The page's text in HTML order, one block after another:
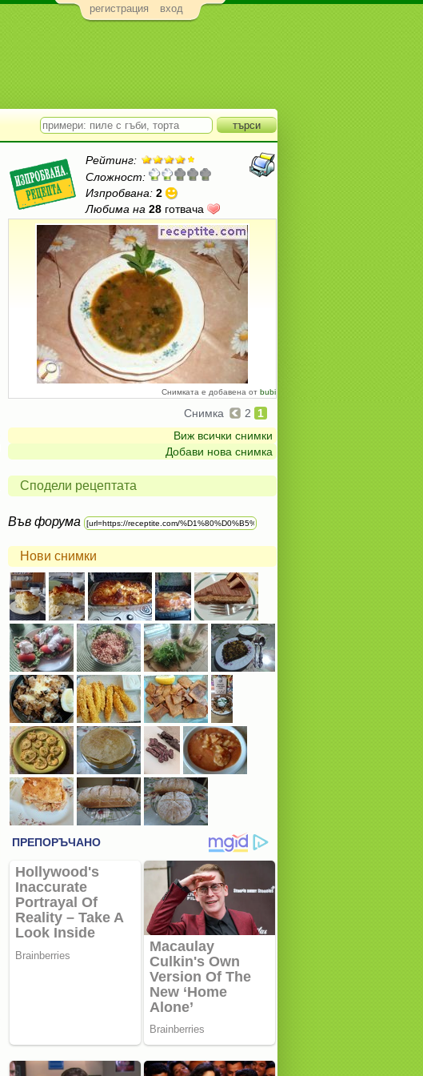
регистрация вход
Рейтинг:
Сложност:
Изпробвана: 2
Любима на 28 готвача
Снимката е добавена от bubi
Снимка 2
1
Виж всички снимки
Добави нова снимка
Сподели рецептата
Във форума
Нови снимки